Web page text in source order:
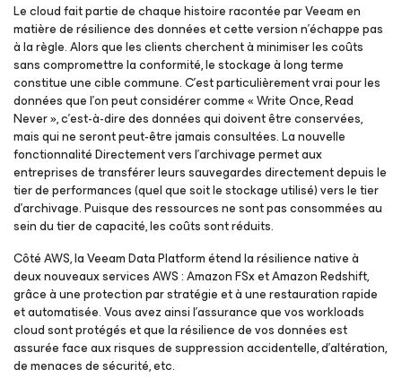
Le cloud fait partie de chaque histoire racontée par Veeam en
matière de résilience des données et cette version n’échappe pas
à la règle. Alors que les clients cherchent à minimiser les coûts
sans compromettre la conformité, le stockage à long terme
constitue une cible commune. C’est particulièrement vrai pour les
données que l’on peut considérer comme « Write Once, Read
Never », c’est-à-dire des données qui doivent être conservées,
mais qui ne seront peut-être jamais consultées. La nouvelle
fonctionnalité Directement vers l’archivage permet aux
entreprises de transférer leurs sauvegardes directement depuis le
tier de performances (quel que soit le stockage utilisé) vers le tier
d’archivage. Puisque des ressources ne sont pas consommées au
sein du tier de capacité, les coûts sont réduits.
Côté AWS, la Veeam Data Platform étend la résilience native à
deux nouveaux services AWS : Amazon FSx et Amazon Redshift,
grâce à une protection par stratégie et à une restauration rapide
et automatisée. Vous avez ainsi l’assurance que vos workloads
cloud sont protégés et que la résilience de vos données est
assurée face aux risques de suppression accidentelle, d’altération,
de menaces de sécurité, etc.